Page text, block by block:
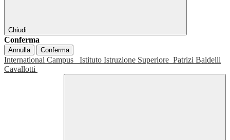
Chiudi
Conferma
Annulla Conferma
International Campus Istituto Istruzione Superiore Patrizi Baldelli
Cavallotti